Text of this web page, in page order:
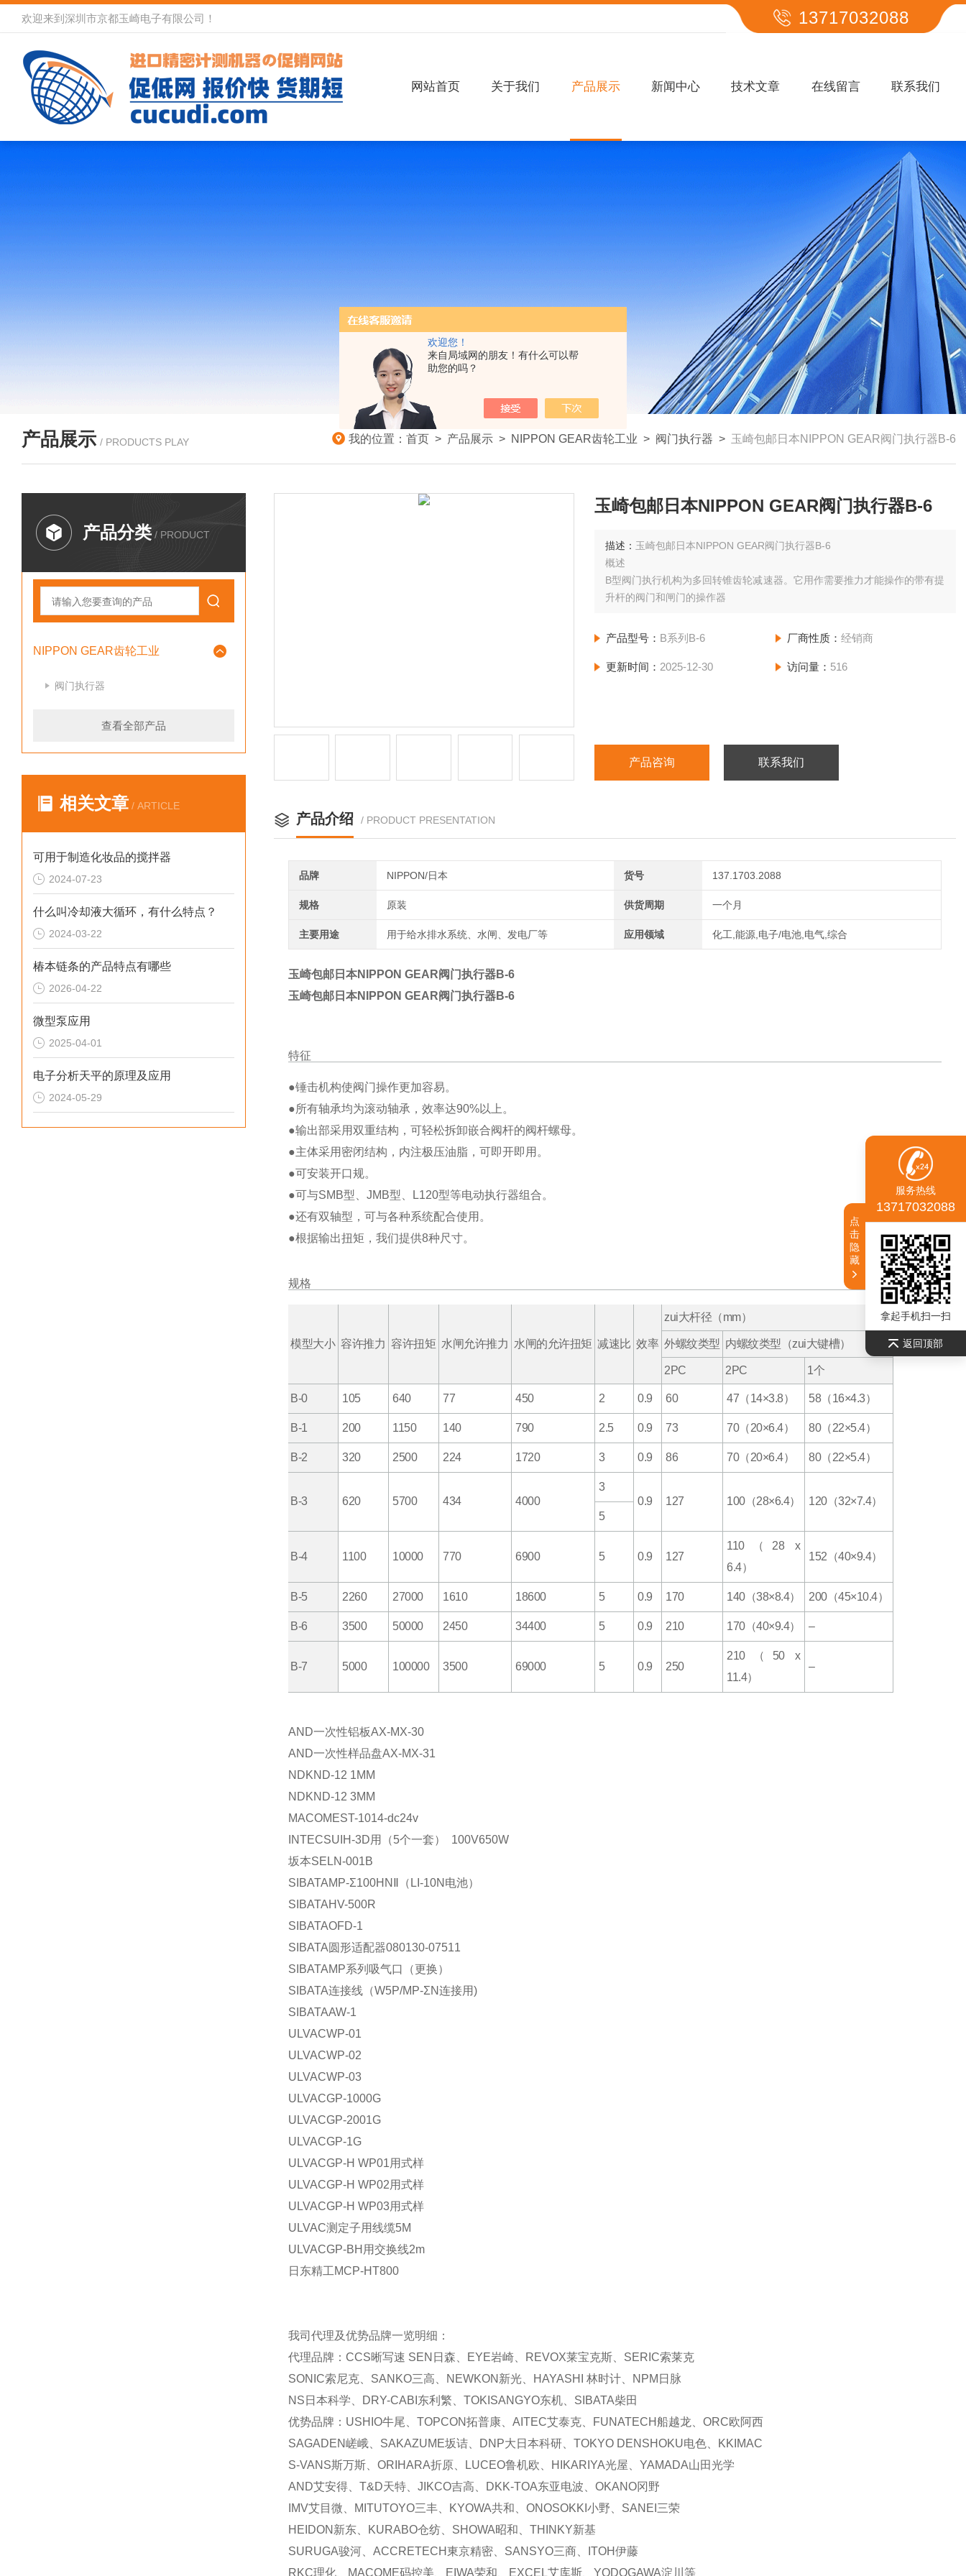
欢迎您！
来自局域网的朋友！有什么可以帮
助您的吗？
欢迎来到深圳市京都玉崎电子有限公司！ 13717032088
网站首页 关于我们 产品展示 新闻中心 技术文章 在线留言 联系我们
产品展示 / PRODUCTS PLAY 我的位置： 首页 > 产品展示 > NIPPON GEAR齿轮工业 > 阀门执行器 > 玉崎包邮日本NIPPON GEAR阀门执行器B-6
产品分类 / PRODUCT
NIPPON GEAR齿轮工业
阀门执行器
查看全部产品
相关文章 / ARTICLE
可用于制造化妆品的搅拌器
2024-07-23
什么叫冷却液大循环，有什么特点？
2024-03-22
椿本链条的产品特点有哪些
2026-04-22
微型泵应用
2025-04-01
电子分析天平的原理及应用
2024-05-29
玉崎包邮日本NIPPON GEAR阀门执行器B-6
描述： 玉崎包邮日本NIPPON GEAR阀门执行器B-6
概述
B型阀门执行机构为多回转锥齿轮减速器。它用作需要推力才能操作的带有提
升杆的阀门和闸门的操作器
产品型号： B系列B-6 厂商性质： 经销商
更新时间： 2025-12-30 访问量： 516
产品咨询 联系我们
产品介绍 / PRODUCT PRESENTATION
品牌 NIPPON/日本 货号 137.1703.2088
规格 原装 供货周期 一个月
主要用途 用于给水排水系统、水闸、发电厂等 应用领域 化工,能源,电子/电池,电气,综合
玉崎包邮日本NIPPON GEAR阀门执行器B-6
玉崎包邮日本NIPPON GEAR阀门执行器B-6
特征
●锤击机构使阀门操作更加容易。
●所有轴承均为滚动轴承，效率达90%以上。
●输出部采用双重结构，可轻松拆卸嵌合阀杆的阀杆螺母。
●主体采用密闭结构，内注极压油脂，可即开即用。
●可安装开口规。
●可与SMB型、JMB型、L120型等电动执行器组合。
●还有双轴型，可与各种系统配合使用。
●根据输出扭矩，我们提供8种尺寸。
规格
模型大小 容许推力 容许扭矩 水闸允许推力 水闸的允许扭矩 减速比 效率
zui大杆径（mm）
外螺纹类型 内螺纹类型（zui大键槽）
2PC 2PC 1个
B-0 105 640 77 450 2 0.9 60 47（14×3.8） 58（16×4.3）
B-1 200 1150 140 790 2.5 0.9 73 70（20×6.4） 80（22×5.4）
B-2 320 2500 224 1720 3 0.9 86 70（20×6.4） 80（22×5.4）
B-3 620 5700 434 4000
3
0.9
127 100（28×6.4）
120（32×7.4）
5
B-4 1100 10000 770 6900 5 0.9 127
110（28 x
6.4）
152（40×9.4）
B-5 2260 27000 1610 18600 5 0.9 170 140（38×8.4） 200（45×10.4）
B-6 3500 50000 2450 34400 5 0.9 210 170（40×9.4） –
B-7 5000 100000 3500 69000 5 0.9 250
210（50 x
11.4）
–
AND一次性铝板AX-MX-30
AND一次性样品盘AX-MX-31
NDKND-12 1MM
NDKND-12 3MM
MACOMEST-1014-dc24v
INTECSUIH-3D用（5个一套） 100V650W
坂本SELN-001B
SIBATAMP-Σ100HNⅡ（LI-10N电池）
SIBATAHV-500R
SIBATAOFD-1
SIBATA圆形适配器080130-07511
SIBATAMP系列吸气口（更换）
SIBATA连接线（W5P/MP-ΣN连接用)
SIBATAAW-1
ULVACWP-01
ULVACWP-02
ULVACWP-03
ULVACGP-1000G
ULVACGP-2001G
ULVACGP-1G
ULVACGP-H WP01用式样
ULVACGP-H WP02用式样
ULVACGP-H WP03用式样
ULVAC测定子用线缆5M
ULVACGP-BH用交换线2m
日东精工 MCP-HT800
我司代理及优势品牌一览明细：
代理品牌：CCS晰写速 SEN日森、EYE岩崎、REVOX莱宝克斯、SERIC索莱克
SONIC索尼克、SANKO三高、NEWKON新光、HAYASHI 林时计、NPM日脉
NS日本科学、DRY-CABI东利繁、TOKISANGYO东机、SIBATA柴田
优势品牌：USHIO牛尾、TOPCON拓普康、AITEC艾泰克、FUNATECH船越龙、ORC欧阿西
SAGADEN嵯峨、SAKAZUME坂诘、DNP大日本科研、TOKYO DENSHOKU电色、KKIMAC
S-VANS斯万斯、ORIHARA折原、LUCEO鲁机欧、HIKARIYA光屋、YAMADA山田光学
AND艾安得、T&D天特、JIKCO吉高、DKK-TOA东亚电波、OKANO冈野
IMV艾目微、MITUTOYO三丰、KYOWA共和、ONOSOKKI小野、SANEI三荣
HEIDON新东、KURABO仓纺、SHOWA昭和、THINKY新基
SURUGA骏河、ACCRETECH東京精密、SANSYO三商、ITOH伊藤
RKC理化、MACOME码控美、EIWA荣和、EXCEL艾库斯、YODOGAWA淀川等
服务热线
13717032088
拿起手机扫一扫
返回顶部
点
击
隐
藏